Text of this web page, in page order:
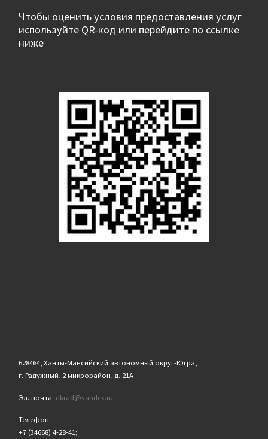
Чтобы оценить условия предоставления услуг
используйте QR-код или перейдите по ссылке
ниже
628464, Ханты-Мансийский автономный округ-Югра,
г. Радужный, 2 микрорайон, д. 21А
Эл. почта: dkrad@yandex.ru
Телефон:
+7 (34668) 4-28-41;